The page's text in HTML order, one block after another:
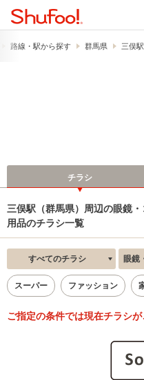
路線・駅から探す 群馬県 三俣駅
チラシ
三俣駅（群馬県）周辺の眼鏡
用品のチラシ一覧
すべてのチラシ 眼鏡
スーパー ファッション
ご指定の条件では現在チラシが